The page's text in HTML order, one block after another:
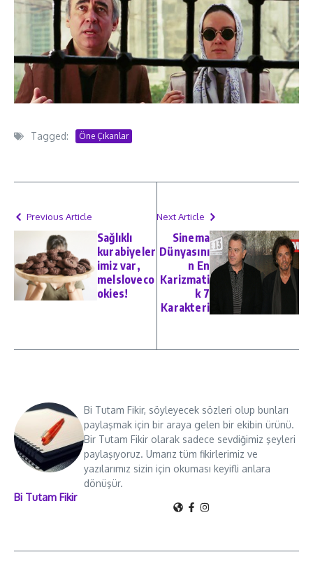
Tagged: Öne Çıkanlar
Previous Article
Sağlıklı
kurabiyeler
imiz var,
melsloveco
okies!
Next Article
Sinema
Dünyasını
n En
Karizmati
k 7
Karakteri
Bi Tutam Fikir
Bi Tutam Fikir, söyleyecek sözleri olup bunları
paylaşmak için bir araya gelen bir ekibin ürünü.
Bir Tutam Fikir olarak sadece sevdiğimiz şeyleri
paylaşıyoruz. Umarız tüm fikirlerimiz ve
yazılarımız sizin için okuması keyifli anlara
dönüşür.